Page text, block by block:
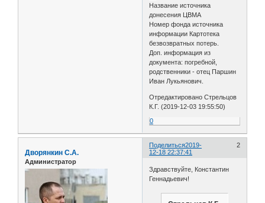
Название источника
донесения ЦВМА
Номер фонда источника
информации Картотека
безвозвратных потерь.
Доп. информация из
документа: погребной,
родственники - отец Паршин
Иван Лукьянович.
Отредактировано Стрельцов
К.Г. (2019-12-03 19:55:50)
0
Поделиться 2
2019-
12-18 22:37:41
Дворянкин С.А.
Администратор
Здравствуйте, Константин
Геннадьевич!